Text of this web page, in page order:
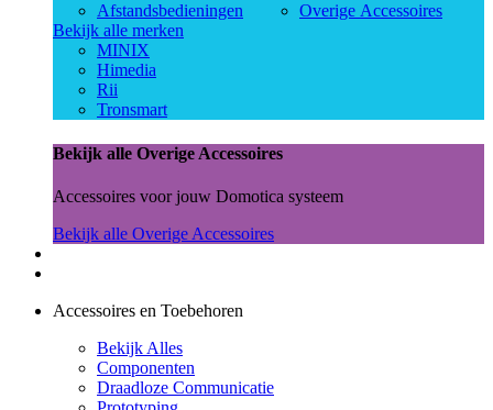
Afstandsbedieningen
Overige Accessoires
Bekijk alle merken
MINIX
Himedia
Rii
Tronsmart
Bekijk alle Overige Accessoires
Accessoires voor jouw Domotica systeem
Bekijk alle Overige Accessoires
Accessoires en Toebehoren
Bekijk Alles
Componenten
Draadloze Communicatie